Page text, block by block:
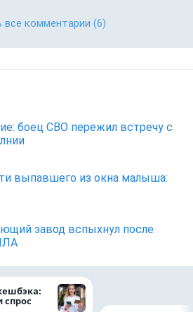
все комментарии (6)
боец СВО пережил встречу с
выпавшего из окна малыша:
завод вспыхнул после
спрос